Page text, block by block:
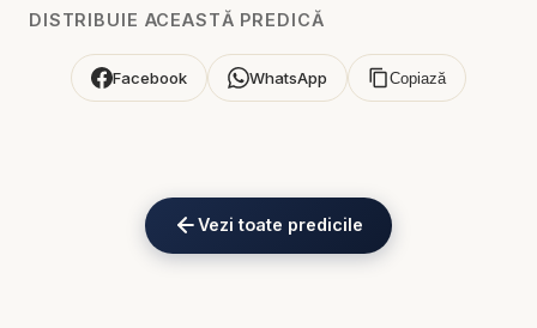
Mulțumim din inimă pentru că faci parte din
eKV82sp3xNBFw/join
DISTRIBUIE ACEASTĂ PREDICĂ
Facebook WhatsApp Copiază
Vezi toate predicile